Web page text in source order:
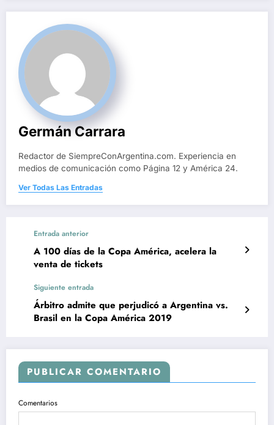
Germán Carrara
Redactor de SiempreConArgentina.com. Experiencia en
medios de comunicación como Página 12 y América 24.
Ver Todas Las Entradas
Entrada anterior
A 100 días de la Copa América, acelera la
venta de tickets
Siguiente entrada
Árbitro admite que perjudicó a Argentina vs.
Brasil en la Copa América 2019
PUBLICAR COMENTARIO
Comentarios